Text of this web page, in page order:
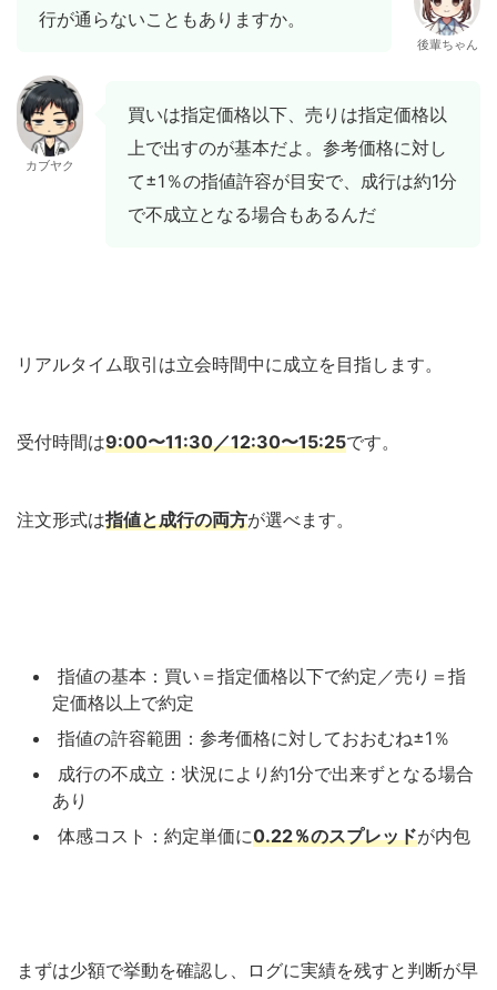
行が通らないこともありますか。
後輩ちゃん
カブヤク
買いは指定価格以下、売りは指定価格以
上で出すのが基本だよ。参考価格に対し
て±1％の指値許容が目安で、成行は約1分
で不成立となる場合もあるんだ
リアルタイム取引は立会時間中に成立を目指します。
受付時間は9:00〜11:30／12:30〜15:25です。
注文形式は指値と成行の両方が選べます。
指値の基本：買い＝指定価格以下で約定／売り＝指
定価格以上で約定
指値の許容範囲：参考価格に対しておおむね±1％
成行の不成立：状況により約1分で出来ずとなる場合
あり
体感コスト：約定単価に0.22％のスプレッドが内包
まずは少額で挙動を確認し、ログに実績を残すと判断が早